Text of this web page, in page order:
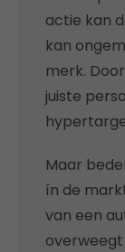
actie kan
kan
merk.
juiste
Maar
ín de
van een